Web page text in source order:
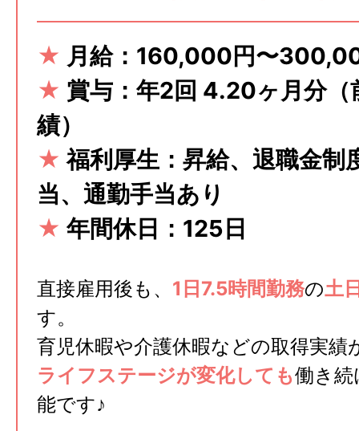
★ 月給：160,000円〜
★ 賞与：年2回 4.20ヶ月分（
績）
★ 福利厚生：昇給、退職金制
当、通勤手当あり
★ 年間休日：125日
直接雇用後も、 1日7.5時間勤務の土
す。
育児休暇や介護休暇などの取得実績
ライフステージが変化しても働き
能です♪